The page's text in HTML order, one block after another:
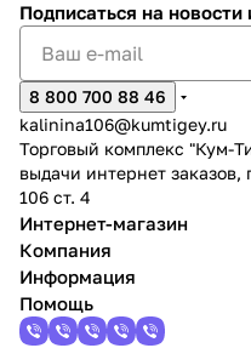
Подписаться на новости
8 800 700 88 46
kalinina106@kumtigey.ru
Торговый комплекс "Кум-
выдачи интернет
106 ст. 4
Интернет-магазин
Компания
Информация
Помощь